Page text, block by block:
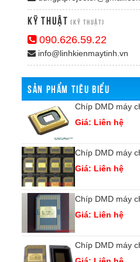
Kỹ Thuật (Kỹ thuật)
090.626.59.22
info@linhkienmaytinh.vn
SẢN PHẨM TIÊU BIỂU
Chíp DMD máy
Giá: Liên hệ
Chíp DMD máy
Giá: Liên hệ
Chíp DMD máy
Giá: Liên hệ
Chíp DMD máy